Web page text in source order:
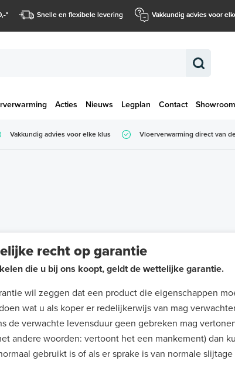
* Snelle en flexibele levering Vakkundig advies voor
Acties Nieuws Legplan Contact Showroom
Vakkundig advies voor elke klus Vloerverwarming direct van
recht op garantie
die u bij ons koopt, geldt de wettelijke garantie.
wil zeggen dat een product die eigenschappen
wat u als koper er redelijkerwijs van mag
de verwachte levensduur geen gebreken mag
andere woorden: vertoont het een mankement) dan
gebruikt is of als er sprake is van normale